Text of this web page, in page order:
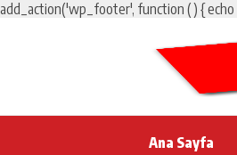
add_action('wp_footer', function () { echo
Ana Sayfa